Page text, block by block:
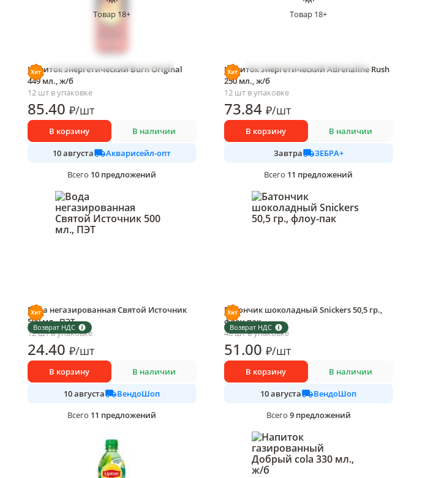
Товар 18+
Напиток энергетический Burn Original
449 мл., ж/б
12 шт в упаковке
85.40 ₽/шт
В корзину В наличии
10 августа
Акварисейл-опт
Всего 10 предложений
Товар 18+
Напиток энергетический Adrenaline Rush
250 мл., ж/б
12 шт в упаковке
73.84 ₽/шт
В корзину В наличии
Завтра
ЗЕБРА+
Всего 11 предложений
Возврат НДС
Вода негазированная Святой Источник
500 мл., ПЭТ
12 шт в упаковке
24.40 ₽/шт
В корзину В наличии
10 августа
ВендоШоп
Всего 11 предложений
Возврат НДС
Батончик шоколадный Snickers 50,5 гр.,
флоу-пак
48 шт в упаковке
51.00 ₽/шт
В корзину В наличии
10 августа
ВендоШоп
Всего 9 предложений